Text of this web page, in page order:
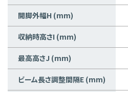
開脚外幅H (mm)
収納時高さI (mm)
最高高さJ (mm)
ビーム長さ調整間隔E (mm)